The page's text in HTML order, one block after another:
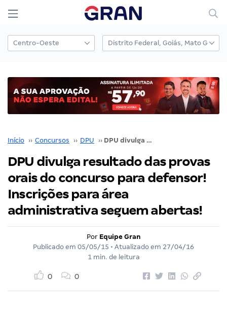
Início ›› Concursos ›› DPU ›› DPU divulga resultado das provas orais do concurso para defensor! Inscrições para área administrativa seguem abertas!
DPU divulga resultado das provas
orais do concurso para defensor!
Inscrições para área
administrativa seguem abertas!
Por Equipe Gran
Publicado em 05/05/15 • Atualizado em 27/04/16
1 min. de leitura
0 0